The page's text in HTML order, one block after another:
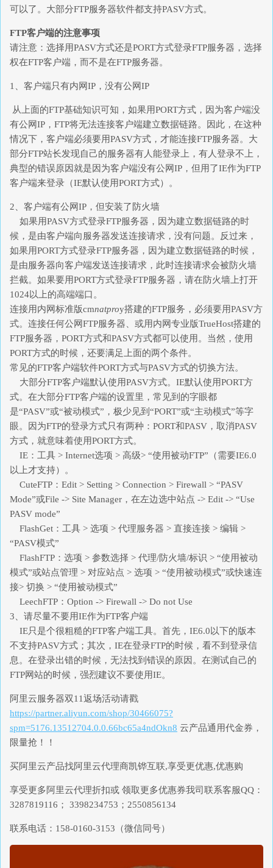
可以了。大部分FTP服务器软件都支持PASV方式。
FTP客户端的注意事项
请注意：选择用PASV方式还是PORT方式登录FTP服务器，选择
权在FTP客户端，而不是在FTP服务器。
1、客户端只有内网IP，没有公网IP
从上面的FTP基础知识可知，如果用PORT方式，因为客户端没
有公网IP，FTP将无法连接客户端建立数据链路。因此，在这种
情况下，客户端必须要用PASV方式，才能连接FTP服务器。大
部分FTP站长发现自己的服务器有人能登录上，有人登录不上，
典型的错误原因就是因为客户端没有公网IP，但用了IE作为FTP
客户端来登录（IE默认使用PORT方式）。
2、客户端有公网IP，但安装了防火墙
如果用PASV方式登录FTP服务器，因为建立数据链路的时
候，是由客户端向服务器发送连接请求，没有问题。反过来，
如果用PORT方式登录FTP服务器，因为建立数据链路的时候，
是由服务器向客户端发送连接请求，此时连接请求会被防火墙
拦截。如果要用PORT方式登录FTP服务器，请在防火墙上打开
1024以上的高端端口。
连接用内网标准版cmnatproy搭建的FTP服务，必须要用PASV方
式。连接任何公网FTP服务器、或用内网专业版TrueHost搭建的
FTP服务器，PORT方式和PASV方式都可以使用。当然，使用
PORT方式的时候，还要满足上面的两个条件。
常见的FTP客户端软件PORT方式与PASV方式的切换方法。
大部分FTP客户端默认使用PASV方式。IE默认使用PORT方
式。在大部分FTP客户端的设置里，常见到的字眼都
是“PASV”或“被动模式”，极少见到“PORT”或“主动模式”等字
眼。因为FTP的登录方式只有两种：PORT和PASV，取消PASV
方式，就意味着使用PORT方式。
IE：工具 > Internet选项 > 高级> “使用被动FTP”（需要IE6.0
以上才支持）。
CuteFTP：Edit > Setting > Connection > Firewall > “PASV
Mode”或File -> Site Manager，在左边选中站点 -> Edit -> “Use
PASV mode”
FlashGet：工具 > 选项 > 代理服务器 > 直接连接 > 编辑 >
“PASV模式”
FlashFTP：选项 > 参数选择 > 代理/防火墙/标识 > “使用被动
模式”或站点管理 > 对应站点 > 选项 > “使用被动模式”或快速连
接> 切换 > “使用被动模式”
LeechFTP：Option -> Firewall -> Do not Use
3、请尽量不要用IE作为FTP客户端
IE只是个很粗糙的FTP客户端工具。首先，IE6.0以下的版本
不支持PASV方式；其次，IE在登录FTP的时候，看不到登录信
息。在登录出错的时候，无法找到错误的原因。在测试自己的
FTP网站的时候，强烈建议不要使用IE。
阿里云服务器双11返场活动请戳
https://partner.aliyun.com/shop/30466075?
spm=5176.13512704.0.0.66bc65a4ndOkn8 云产品通用代金券，
限量抢！！
买阿里云产品找阿里云代理商凯铧互联,享受更优惠,优惠购
享受更多阿里云代理折扣或 领取更多优惠券我司联系客服QQ：
3287819116； 3398234753；2550856134
联系电话：158-0160-3153（微信同号）